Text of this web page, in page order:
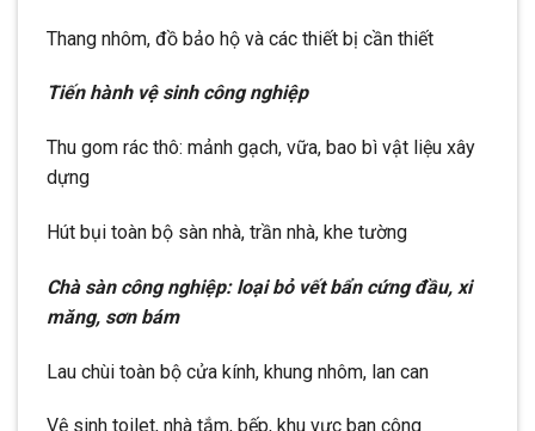
Thang nhôm, đồ bảo hộ và các thiết bị cần thiết
Tiến hành vệ sinh công nghiệp
Thu gom rác thô: mảnh gạch, vữa, bao bì vật liệu xây
dựng
Hút bụi toàn bộ sàn nhà, trần nhà, khe tường
Chà sàn công nghiệp: loại bỏ vết bẩn cứng đầu, xi
măng, sơn bám
Lau chùi toàn bộ cửa kính, khung nhôm, lan can
Vệ sinh toilet, nhà tắm, bếp, khu vực ban công